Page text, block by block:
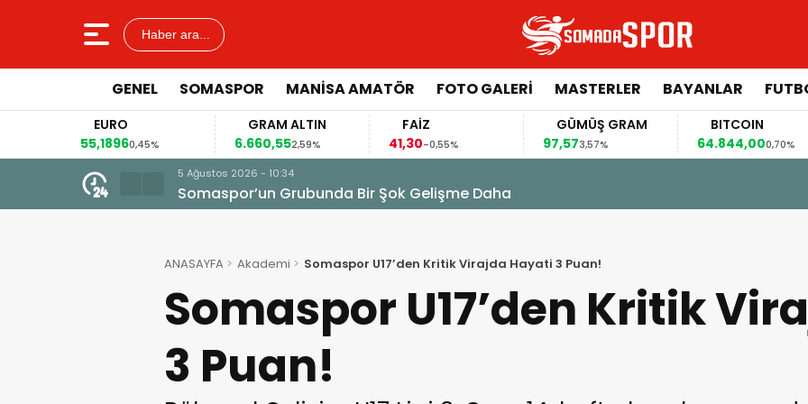
Haber ara...
GENEL SOMASPOR MANISA AMATÖR FOTO GALERI MASTERLER BAYANLAR
0,45%
GRAM ALTIN
6.660,55
2,59% -0,55%
GÜMÜŞ GRAM
3,57%
BITCOIN
64.844,000,70%
5 Ağustos 2026 - 10:34
Somaspor’un Grubunda Bir Şok Gelişme Daha
ANASAYFA Akademi Somaspor U17’den Kritik Virajda Hayati 3 Puan!
Somaspor U17’den Kritik
3 Puan!